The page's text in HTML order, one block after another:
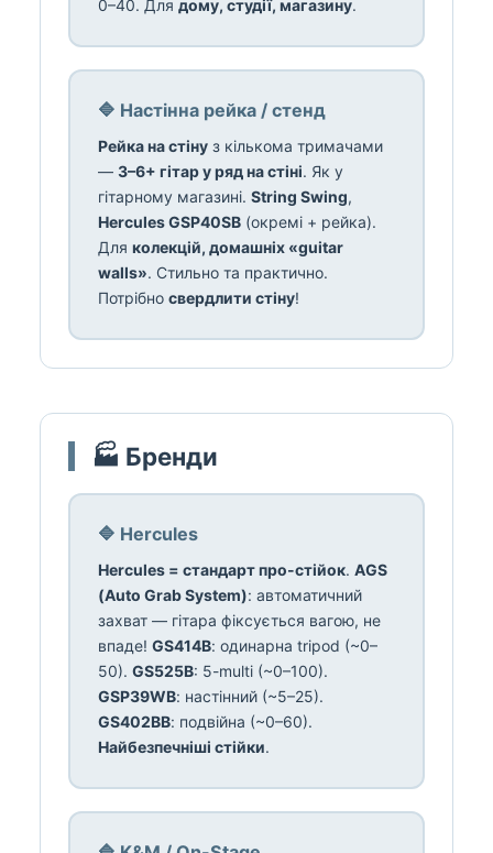
0–40. Для дому, студії, магазину.
🔷 Настінна рейка / стенд
Рейка на стіну з кількома тримачами
— 3–6+ гітар у ряд на стіні. Як у
гітарному магазині. String Swing,
Hercules GSP40SB (окремі + рейка).
Для колекцій, домашніх «guitar
walls». Стильно та практично.
Потрібно свердлити стіну!
🏭 Бренди
🔷 Hercules
Hercules = стандарт про-стійок. AGS
(Auto Grab System): автоматичний
захват — гітара фіксується вагою, не
впаде! GS414B: одинарна tripod (~0–
50). GS525B: 5-multi (~0–100).
GSP39WB: настінний (~5–25).
GS402BB: подвійна (~0–60).
Найбезпечніші стійки.